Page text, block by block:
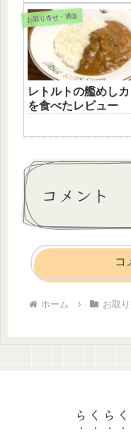
お取り寄せ・通販
レトルトの艦めし
を食べたレビュー
コメント
コ
ホーム お取
らくら